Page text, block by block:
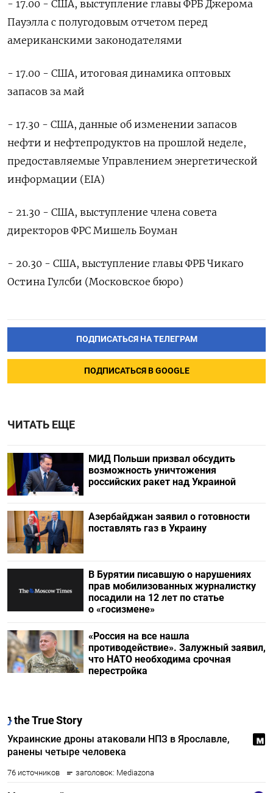
- 17.00 - США, выступление главы ФРБ Джерома
Пауэлла с полугодовым отчетом перед
американскими законодателями
- 17.00 - США, итоговая динамика оптовых
запасов за май
- 17.30 - США, данные об изменении запасов
нефти и нефтепродуктов на прошлой неделе,
предоставляемые Управлением энергетической
информации (EIA)
- 21.30 - США, выступление члена совета
директоров ФРС Мишель Боуман
- 20.30 - США, выступление главы ФРБ Чикаго
Остина Гулсби (Московское бюро)
ПОДПИСАТЬСЯ НА ТЕЛЕГРАМ
ПОДПИСАТЬСЯ В GOOGLE
ЧИТАТЬ ЕЩЕ
МИД Польши призвал обсудить
возможность уничтожения
российских ракет над Украиной
Азербайджан заявил о готовности
поставлять газ в Украину
В Бурятии писавшую о нарушениях
прав мобилизованных журналистку
посадили на 12 лет по статье
о «госизмене»
«Россия на все нашла
противодействие». Залужный заявил,
что НАТО необходима срочная
перестройка